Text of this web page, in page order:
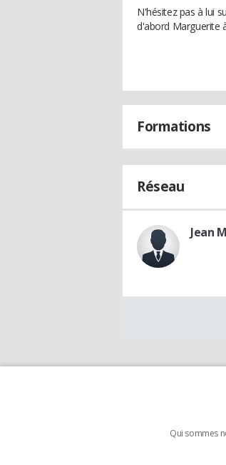
N'hésitez pas à lui
d'abord Marguerite
Formations
Réseau
Jean
Qui sommes